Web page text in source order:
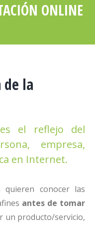
ONLINE
de la
el reflejo del
empresa,
en Internet.
conocer las
antes de tomar
un producto/servicio,